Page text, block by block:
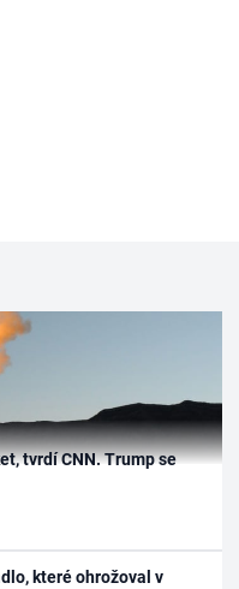
tvrdí CNN. Trump se
které ohrožoval v